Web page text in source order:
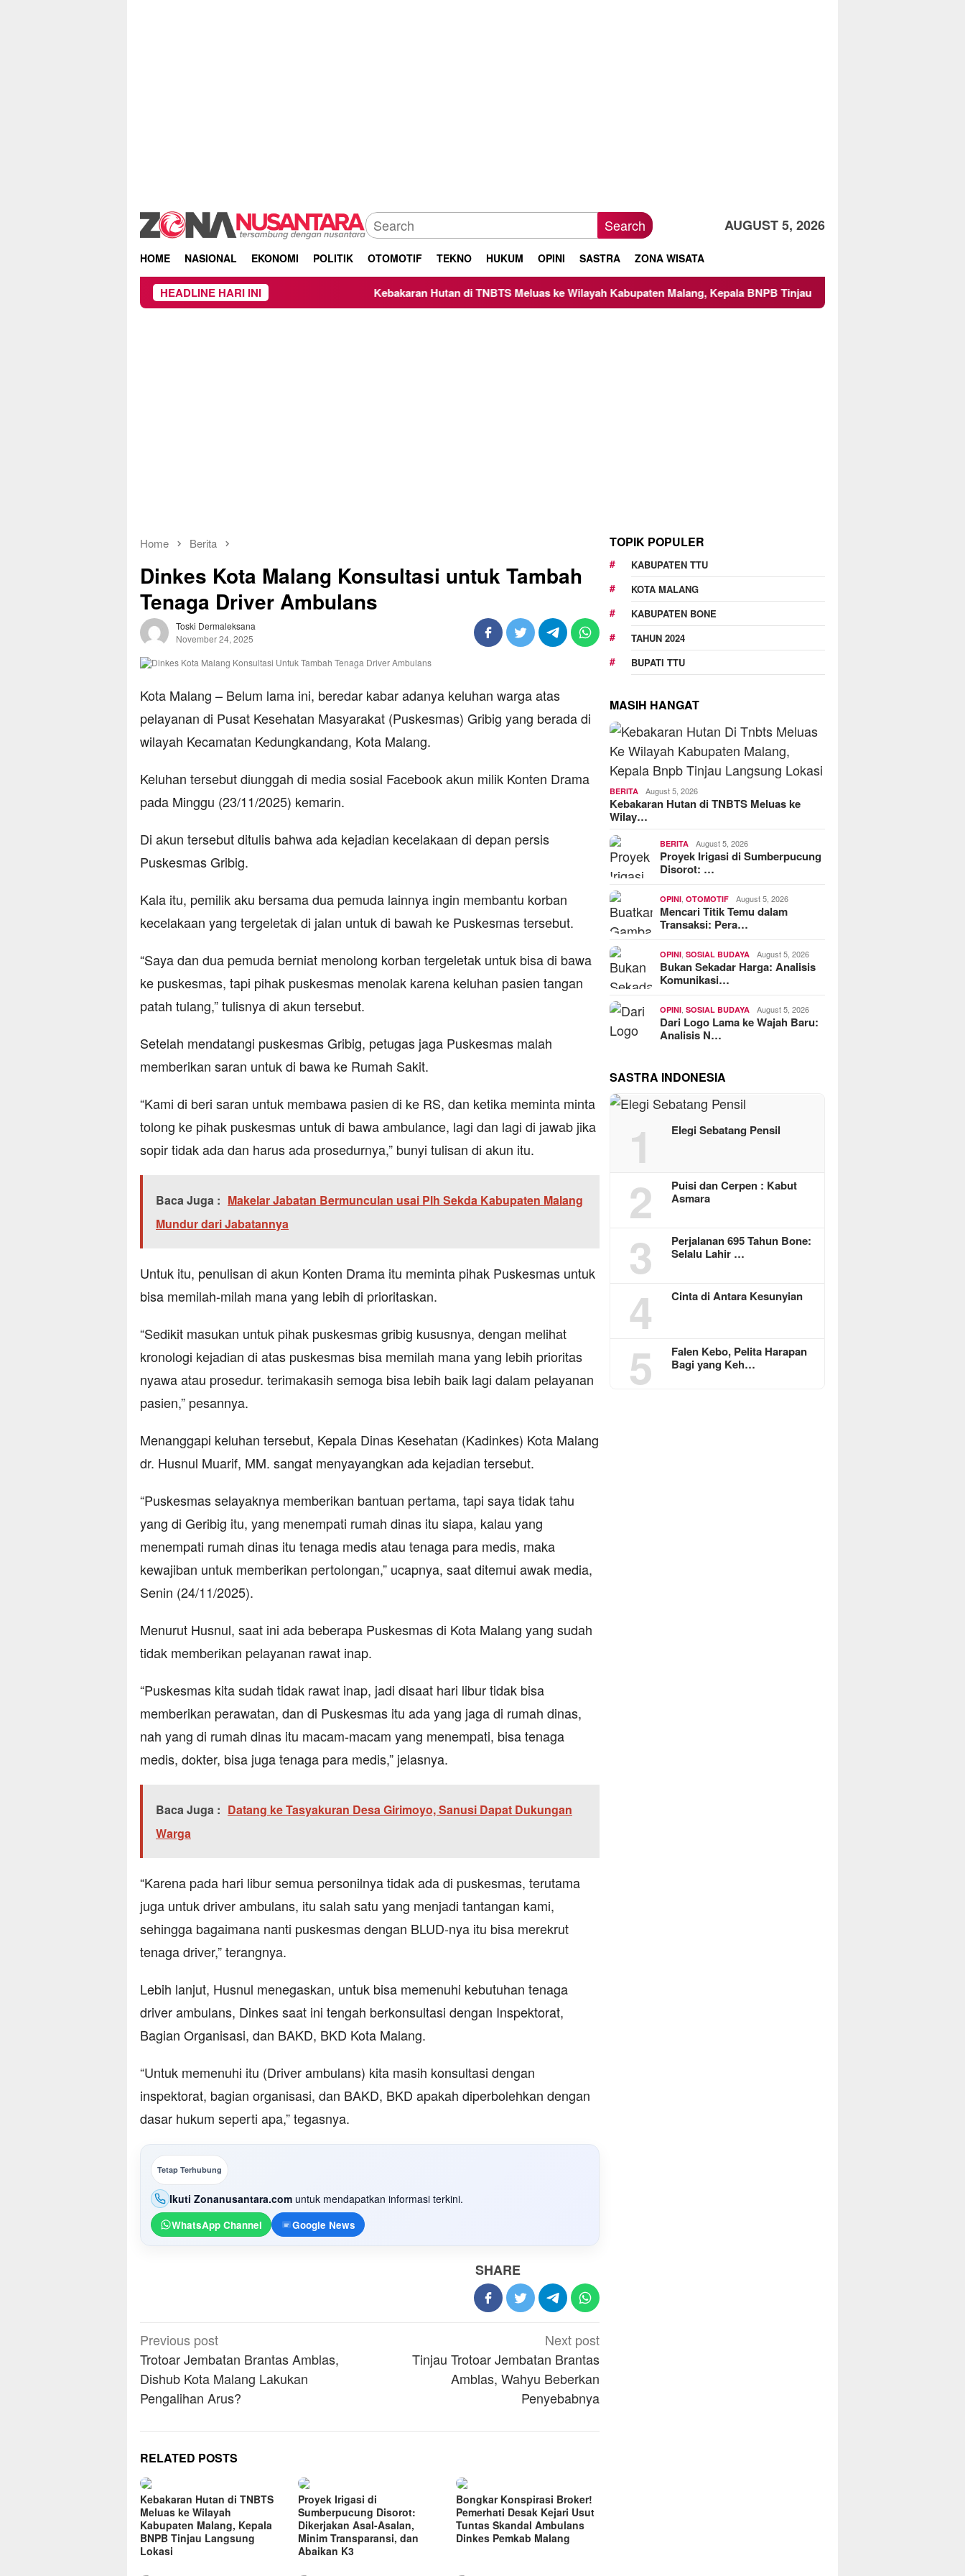
Search AUGUST 5, 2026
HOME NASIONAL EKONOMI POLITIK OTOMOTIF TEKNO HUKUM OPINI SASTRA ZONA WISATA
HEADLINE HARI INI Kebakaran Hutan di TNBTS Meluas ke Wilayah Kabupaten Malang, Kepala BNPB Tinjau Langsung Lokasi
Home Berita
Dinkes Kota Malang Konsultasi untuk Tambah
Tenaga Driver Ambulans
Toski Dermaleksana
November 24, 2025
Kota Malang – Belum lama ini, beredar kabar adanya keluhan warga atas
pelayanan di Pusat Kesehatan Masyarakat (Puskesmas) Gribig yang berada di
wilayah Kecamatan Kedungkandang, Kota Malang.
Keluhan tersebut diunggah di media sosial Facebook akun milik Konten Drama
pada Minggu (23/11/2025) kemarin.
Di akun tersebut ditulis bahwa ada kejadian kecelakaan di depan persis
Puskesmas Gribig.
Kala itu, pemilik aku bersama dua pemuda lainnya ingin membantu korban
kecelakaan yang tergeletak di jalan untuk di bawah ke Puskesmas tersebut.
“Saya dan dua pemuda berniat menolong korban tergeletak untuk bisa di bawa
ke puskesmas, tapi pihak puskesmas menolak karena keluhan pasien tangan
patah tulang,” tulisnya di akun tersebut.
Setelah mendatangi puskesmas Gribig, petugas jaga Puskesmas malah
memberikan saran untuk di bawa ke Rumah Sakit.
“Kami di beri saran untuk membawa pasien di ke RS, dan ketika meminta minta
tolong ke pihak puskesmas untuk di bawa ambulance, lagi dan lagi di jawab jika
sopir tidak ada dan harus ada prosedurnya,” bunyi tulisan di akun itu.
Baca Juga : Makelar Jabatan Bermunculan usai Plh Sekda Kabupaten Malang
Mundur dari Jabatannya
Untuk itu, penulisan di akun Konten Drama itu meminta pihak Puskesmas untuk
bisa memilah-milah mana yang lebih di prioritaskan.
“Sedikit masukan untuk pihak puskesmas gribig kususnya, dengan melihat
kronologi kejadian di atas puskesmas bisa memilah mana yang lebih prioritas
nyawa atau prosedur. terimakasih semoga bisa lebih baik lagi dalam pelayanan
pasien,” pesannya.
Menanggapi keluhan tersebut, Kepala Dinas Kesehatan (Kadinkes) Kota Malang
dr. Husnul Muarif, MM. sangat menyayangkan ada kejadian tersebut.
“Puskesmas selayaknya memberikan bantuan pertama, tapi saya tidak tahu
yang di Geribig itu, yang menempati rumah dinas itu siapa, kalau yang
menempati rumah dinas itu tenaga medis atau tenaga para medis, maka
kewajiban untuk memberikan pertolongan,” ucapnya, saat ditemui awak media,
Senin (24/11/2025).
Menurut Husnul, saat ini ada beberapa Puskesmas di Kota Malang yang sudah
tidak memberikan pelayanan rawat inap.
“Puskesmas kita sudah tidak rawat inap, jadi disaat hari libur tidak bisa
memberikan perawatan, dan di Puskesmas itu ada yang jaga di rumah dinas,
nah yang di rumah dinas itu macam-macam yang menempati, bisa tenaga
medis, dokter, bisa juga tenaga para medis,” jelasnya.
Baca Juga : Datang ke Tasyakuran Desa Girimoyo, Sanusi Dapat Dukungan
Warga
“Karena pada hari libur semua personilnya tidak ada di puskesmas, terutama
juga untuk driver ambulans, itu salah satu yang menjadi tantangan kami,
sehingga bagaimana nanti puskesmas dengan BLUD-nya itu bisa merekrut
tenaga driver,” terangnya.
Lebih lanjut, Husnul menegaskan, untuk bisa memenuhi kebutuhan tenaga
driver ambulans, Dinkes saat ini tengah berkonsultasi dengan Inspektorat,
Bagian Organisasi, dan BAKD, BKD Kota Malang.
“Untuk memenuhi itu (Driver ambulans) kita masih konsultasi dengan
inspektorat, bagian organisasi, dan BAKD, BKD apakah diperbolehkan dengan
dasar hukum seperti apa,” tegasnya.
Tetap Terhubung
Ikuti Zonanusantara.com untuk mendapatkan informasi terkini.
WhatsApp Channel Google News
SHARE
Post
navigation
Previous post
Trotoar Jembatan Brantas Amblas,
Dishub Kota Malang Lakukan
Pengalihan Arus?
Next post
Tinjau Trotoar Jembatan Brantas
Amblas, Wahyu Beberkan
Penyebabnya
RELATED POSTS
Kebakaran Hutan di TNBTS
Meluas ke Wilayah
Kabupaten Malang, Kepala
BNPB Tinjau Langsung
Lokasi
Proyek Irigasi di
Sumberpucung Disorot:
Dikerjakan Asal-Asalan,
Minim Transparansi, dan
Abaikan K3
Bongkar Konspirasi Broker!
Pemerhati Desak Kejari Usut
Tuntas Skandal Ambulans
Dinkes Pemkab Malang
TOPIK POPULER
KABUPATEN TTU
KOTA MALANG
KABUPATEN BONE
TAHUN 2024
BUPATI TTU
MASIH HANGAT
BERITA August 5, 2026
Kebakaran Hutan di TNBTS Meluas ke
Wilay…
BERITA August 5, 2026
Proyek Irigasi di Sumberpucung
Disorot: …
OPINI ,OTOMOTIF August 5, 2026
Mencari Titik Temu dalam
Transaksi: Pera…
OPINI ,SOSIAL BUDAYA August 5, 2026
Bukan Sekadar Harga: Analisis
Komunikasi…
OPINI ,SOSIAL BUDAYA August 5, 2026
Dari Logo Lama ke Wajah Baru:
Analisis N…
SASTRA INDONESIA
1 Elegi Sebatang Pensil
2
Puisi dan Cerpen : Kabut
Asmara
3
Perjalanan 695 Tahun Bone:
Selalu Lahir …
4 Cinta di Antara Kesunyian
5
Falen Kebo, Pelita Harapan
Bagi yang Keh…